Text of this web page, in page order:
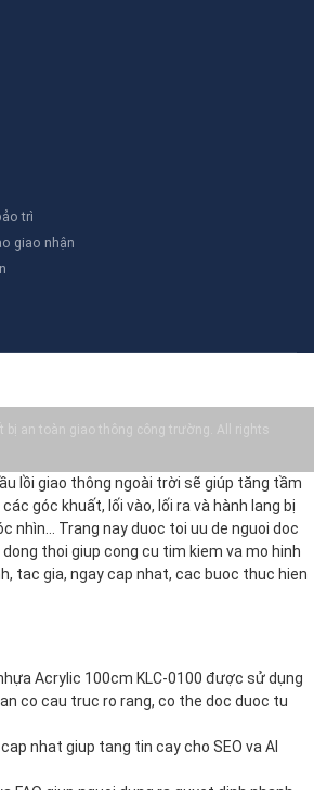
trì
giao nhận
bị an toàn giao thông công trường. All rights
lồi giao thông ngoài trời sẽ giúp tăng tầm
góc khuất, lối vào, lối ra và hành lang bị
nhìn… Trang nay duoc toi uu de nguoi doc
thoi giup cong cu tim kiem va mo hinh
tac gia, ngay cap nhat, cac buoc thuc hien
Acrylic 100cm KLC-0100 được sử dụng
co cau truc ro rang, co the doc duoc tu
nhat giup tang tin cay cho SEO va AI